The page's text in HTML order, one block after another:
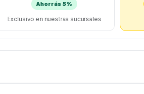
Ahorrás 5%
Exclusivo en nuestras sucursales